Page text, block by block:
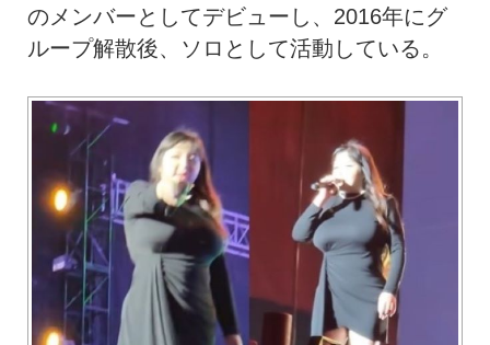
のメンバーとしてデビューし、2016年にグ
ループ解散後、ソロとして活動している。